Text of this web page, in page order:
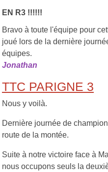
EN R3 !!!!!!
Bravo à toute l'équipe pour
joué lors de la dernière
équipes.
Jonathan
TTC PARIGNE 3
Nous y voilà.
Dernière journée de
route de la montée.
Suite à notre victoire face à
nous occupons seuls la